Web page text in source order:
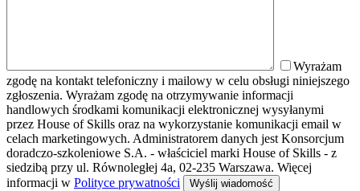
Wyrażam
zgodę na kontakt telefoniczny i mailowy w celu obsługi niniejszego
zgłoszenia. Wyrażam zgodę na otrzymywanie informacji
handlowych środkami komunikacji elektronicznej wysyłanymi
przez House of Skills oraz na wykorzystanie komunikacji email w
celach marketingowych. Administratorem danych jest Konsorcjum
doradczo-szkoleniowe S.A. - właściciel marki House of Skills - z
siedzibą przy ul. Równoległej 4a, 02-235 Warszawa. Więcej
informacji w Polityce prywatności